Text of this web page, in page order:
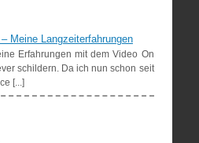
Meine Langzeiterfahrungen
Erfahrungen mit dem Video On
schildern. Da ich nun schon seit
[...]